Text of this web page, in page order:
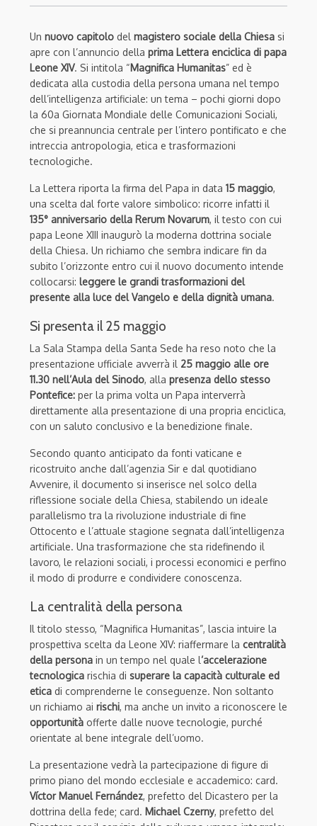
Un nuovo capitolo del magistero sociale della Chiesa si
apre con l’annuncio della prima Lettera enciclica di papa
Leone XIV. Si intitola “Magnifica Humanitas” ed è
dedicata alla custodia della persona umana nel tempo
dell’intelligenza artificiale: un tema – pochi giorni dopo
la 60a Giornata Mondiale delle Comunicazioni Sociali,
che si preannuncia centrale per l’intero pontificato e che
intreccia antropologia, etica e trasformazioni
tecnologiche.
La Lettera riporta la firma del Papa in data 15 maggio,
una scelta dal forte valore simbolico: ricorre infatti il
135° anniversario della Rerum Novarum, il testo con cui
papa Leone XIII inaugurò la moderna dottrina sociale
della Chiesa. Un richiamo che sembra indicare fin da
subito l’orizzonte entro cui il nuovo documento intende
collocarsi: leggere le grandi trasformazioni del
presente alla luce del Vangelo e della dignità umana.
Si presenta il 25 maggio
La Sala Stampa della Santa Sede ha reso noto che la
presentazione ufficiale avverrà il 25 maggio alle ore
11.30 nell’Aula del Sinodo, alla presenza dello stesso
Pontefice: per la prima volta un Papa interverrà
direttamente alla presentazione di una propria enciclica,
con un saluto conclusivo e la benedizione finale.
Secondo quanto anticipato da fonti vaticane e
ricostruito anche dall’agenzia Sir e dal quotidiano
Avvenire, il documento si inserisce nel solco della
riflessione sociale della Chiesa, stabilendo un ideale
parallelismo tra la rivoluzione industriale di fine
Ottocento e l’attuale stagione segnata dall’intelligenza
artificiale. Una trasformazione che sta ridefinendo il
lavoro, le relazioni sociali, i processi economici e perfino
il modo di produrre e condividere conoscenza.
La centralità della persona
Il titolo stesso, “Magnifica Humanitas”, lascia intuire la
prospettiva scelta da Leone XIV: riaffermare la centralità
della persona in un tempo nel quale l’accelerazione
tecnologica rischia di superare la capacità culturale ed
etica di comprenderne le conseguenze. Non soltanto
un richiamo ai rischi, ma anche un invito a riconoscere le
opportunità offerte dalle nuove tecnologie, purché
orientate al bene integrale dell’uomo.
La presentazione vedrà la partecipazione di figure di
primo piano del mondo ecclesiale e accademico: card.
Víctor Manuel Fernández, prefetto del Dicastero per la
dottrina della fede; card. Michael Czerny, prefetto del